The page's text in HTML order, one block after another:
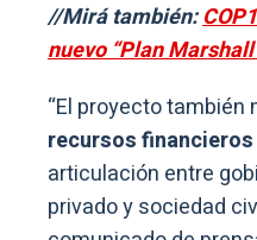
//Mirá también:
nuevo “Plan
“El proyecto también
recursos financieros
articulación entre
privado y sociedad